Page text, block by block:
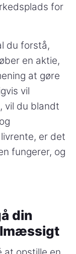
for
du forstå,
en aktie,
at gøre
vil
vil du blandt
er det
fungerer, og
din